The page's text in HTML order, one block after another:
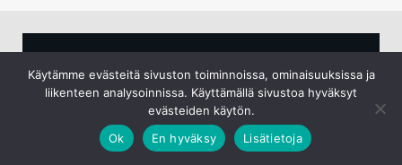
Doom pyörii nyt myös Paintissa
Käytämme evästeitä sivuston toiminnoissa, ominaisuuksissa ja
liikenteen analysoinnissa. Käyttämällä sivustoa hyväksyt
evästeiden käytön.
Ok
En hyväksy Lisätietoja